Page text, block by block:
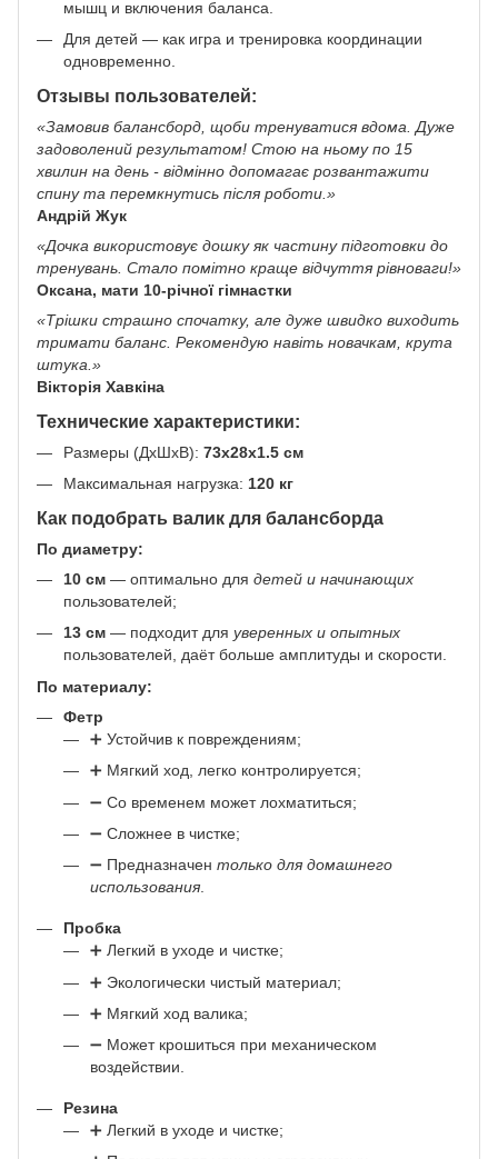
мышц и включения баланса.
Для детей — как игра и тренировка координации
одновременно.
Отзывы пользователей:
«Замовив балансборд, щоби тренуватися вдома. Дуже
задоволений результатом! Стою на ньому по 15
хвилин на день - відмінно допомагає розвантажити
спину та перемкнутись після роботи.»
Андрій Жук
«Дочка використовує дошку як частину підготовки до
тренувань. Стало помітно краще відчуття рівноваги!»
Оксана, мати 10-річної гімнастки
«Трішки страшно спочатку, але дуже швидко виходить
тримати баланс. Рекомендую навіть новачкам, крута
штука.»
Вікторія Хавкіна
Технические характеристики:
Размеры (ДхШхВ): 73х28х1.5 см
Максимальная нагрузка: 120 кг
Как подобрать валик для балансборда
По диаметру:
10 см — оптимально для детей и начинающих
пользователей;
13 см — подходит для уверенных и опытных
пользователей, даёт больше амплитуды и скорости.
По материалу:
Фетр
➕ Устойчив к повреждениям;
➕ Мягкий ход, легко контролируется;
➖ Со временем может лохматиться;
➖ Сложнее в чистке;
➖ Предназначен только для домашнего
использования.
Пробка
➕ Легкий в уходе и чистке;
➕ Экологически чистый материал;
➕ Мягкий ход валика;
➖ Может крошиться при механическом
воздействии.
Резина
➕ Легкий в уходе и чистке;